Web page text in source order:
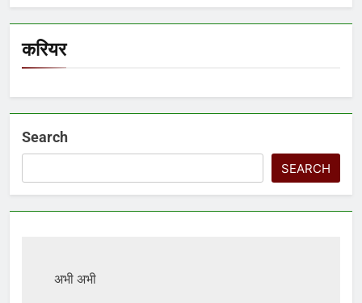
करियर
Search
SEARCH
अभी अभी